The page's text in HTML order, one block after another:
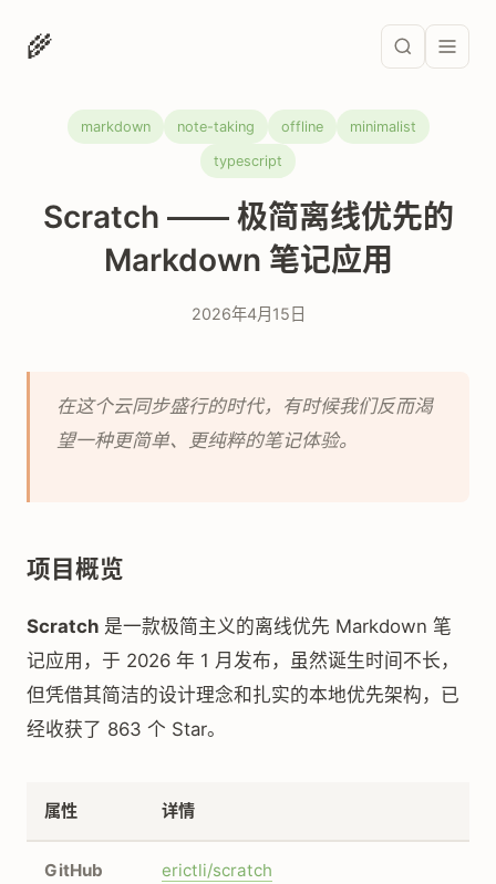
🌾
markdown note-taking offline minimalist
typescript
Scratch —— 极简离线优先的
Markdown 笔记应用
2026年4月15日
在这个云同步盛行的时代，有时候我们反而渴
望一种更简单、更纯粹的笔记体验。
项目概览
Scratch 是一款极简主义的离线优先 Markdown 笔
记应用，于 2026 年 1 月发布，虽然诞生时间不长，
但凭借其简洁的设计理念和扎实的本地优先架构，已
经收获了 863 个 Star。
属性 详情
GitHub erictli/scratch